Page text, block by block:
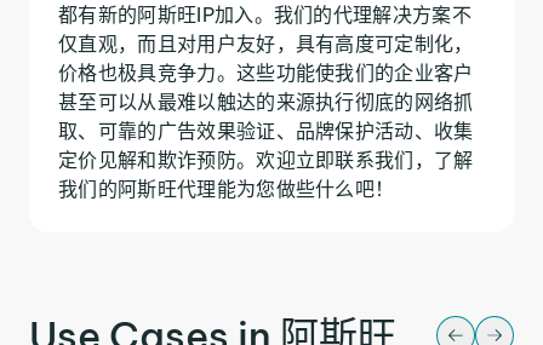
都有新的阿斯旺IP加入。我们的代理解决方案不
仅直观，而且对用户友好，具有高度可定制化，
价格也极具竞争力。这些功能使我们的企业客户
甚至可以从最难以触达的来源执行彻底的网络抓
取、可靠的广告效果验证、品牌保护活动、收集
定价见解和欺诈预防。欢迎立即联系我们，了解
我们的阿斯旺代理能为您做些什么吧！
Use Cases in 阿斯旺